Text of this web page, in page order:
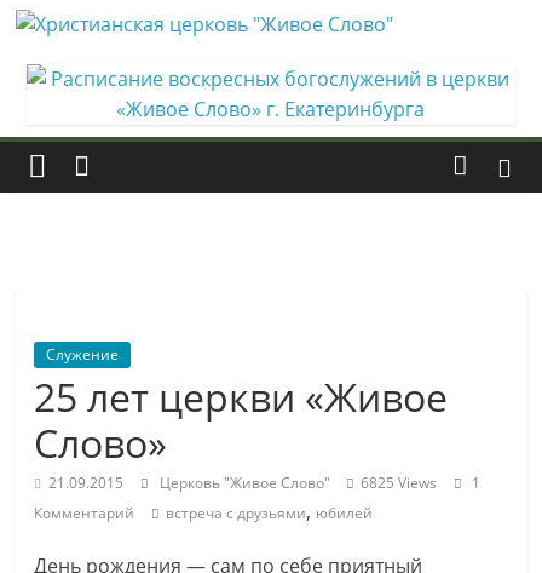
Христианская
церковь
"Живое
религиозная
организация
Библейская
церковь
христиан
веры
евангельской
Служение
25 лет церкви «Живое
Слово»
21.09.2015 Церковь "Живое Слово" 6825 Views
1
Комментарий
встреча с друзьями, юбилей
День рождения — сам по себе приятный